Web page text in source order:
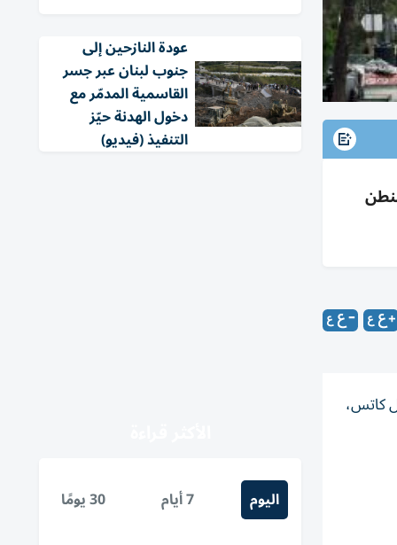
كاتس،
عودة النازحين إلى
جنوب لبنان عبر جسر
القاسمية المدمّر مع
دخول الهدنة حيّز
التنفيذ (فيديو)
اليوم 7 أيام 30 يومًا